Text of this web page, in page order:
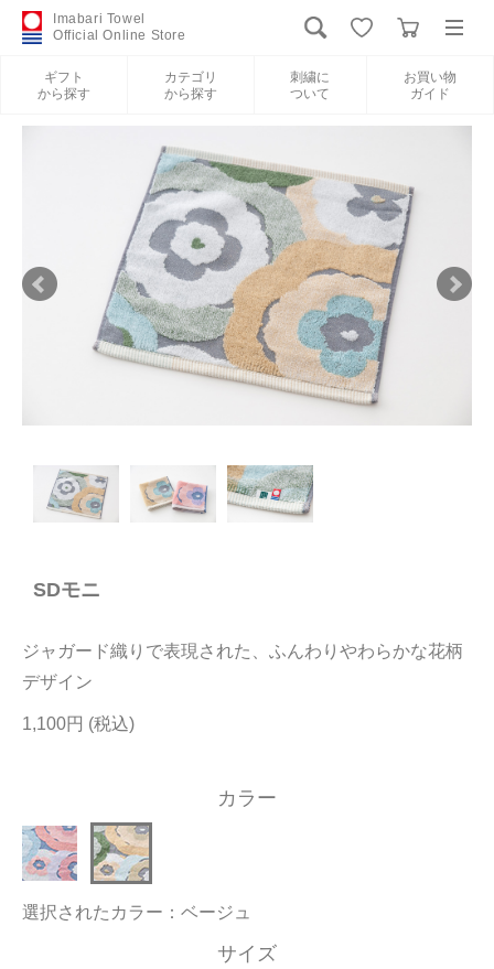
Imabari Towel
Official Online Store
ギフト
から探す
カテゴリ
から探す
刺繍に
ついて
お買い物
ガイド
新規会員登録
カテゴリから探す
刺繍について
当サイトについて
店舗リスト
ヘルプ
大量購入・法人向けの購入の方は
SDモニ
ジャガード織りで表現された、ふんわりやわらかな花柄
デザイン
1,100円
カラー
選択されたカラー：ベージュ
サイズ